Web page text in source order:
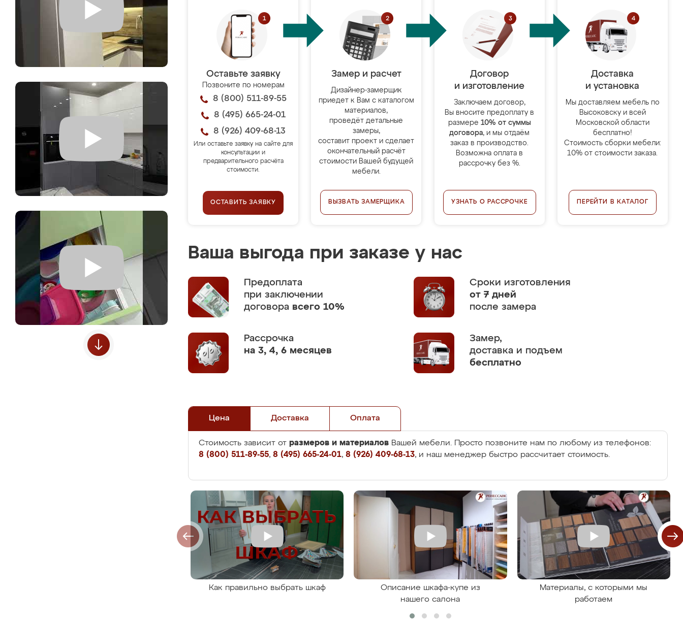
Оставьте заявку
Позвоните по номерам
8 (800) 511-89-55
8 (495) 665-24-01
8 (926) 409-68-13
Или оставьте заявку на сайте для
консультации и
предварительного расчёта
стоимости.
ОСТАВИТЬ ЗАЯВКУ
Замер и расчет
Дизайнер-замерщик
приедет к Вам с каталогом
материалов,
проведёт детальные
замеры,
составит проект и сделает
окончательный расчёт
стоимости Вашей будущей
мебели.
ВЫЗВАТЬ ЗАМЕРЩИКА
Договор
и изготовление
Заключаем договор,
Вы вносите предоплату в
размере 10% от суммы
договора, и мы отдаём
заказ в производство.
Возможна оплата в
рассрочку без %.
УЗНАТЬ О РАССРОЧКЕ
Доставка
и установка
Мы доставляем мебель по
Высоковску и всей
Московской области
бесплатно!
Стоимость сборки мебели:
10% от стоимости заказа.
ПЕРЕЙТИ В КАТАЛОГ
Ваша выгода при заказе у нас
Предоплата
при заключении
договора всего 10%
Сроки изготовления
от 7 дней
после замера
Рассрочка
на 3, 4, 6 месяцев
Замер,
доставка и подъем
бесплатно
Цена Доставка Оплата
Стоимость зависит от размеров и материалов Вашей мебели. Просто позвоните нам по любому из телефонов:
8 (800) 511-89-55, 8 (495) 665-24-01, 8 (926) 409-68-13, и наш менеджер быстро рассчитает стоимость.
Как правильно выбрать шкаф
Описание шкафа-купе из
нашего салона
Материалы, с которыми мы
работаем